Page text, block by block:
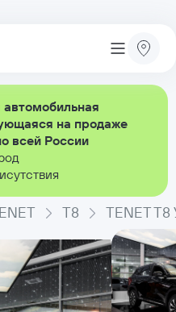
на продаже
всей России
T8 TENET